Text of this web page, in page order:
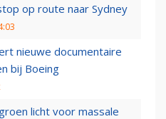
op route naar Sydney
nieuwe documentaire
bij Boeing
licht voor massale